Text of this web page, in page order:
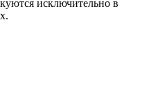
исключительно в